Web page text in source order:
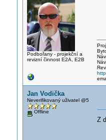
Podbořany - projekční a
revizní činnost E2A, E2B
Jan Vodička
Neverifikovaný uživatel @5
Offline
Z